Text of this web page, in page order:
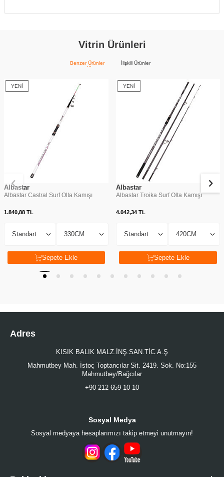
Vitrin Ürünleri
Benzer Ürünler İlişkili Ürünler
YENI
Albastar
Albastar Castral Surf Olta Kamışı
1.840,88 TL
Sepete Ekle
YENI
Albastar
Albastar Troika Surf Olta Kamışı
4.042,34TL
Sepete Ekle
Adres
KISIK BALIK MALZ.İNŞ.SAN.TİC.A.Ş
Mahmutbey Mah. İstoç Toptancılar Sit. 2419. Sok. No:155
Mahmutbey/Bağcılar
+90 212 659 10 10
Sosyal Medya
Sosyal medyaya hesaplarımızı takip etmeyi unutmayın!